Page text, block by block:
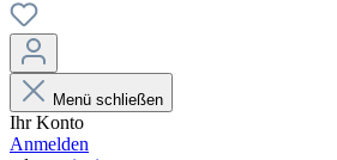
Menü schließen
Ihr Konto
Anmelden